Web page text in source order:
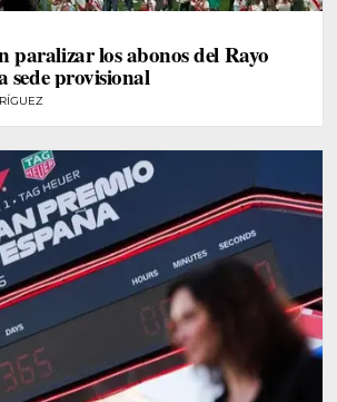
paralizar los abonos del Rayo
sede provisional